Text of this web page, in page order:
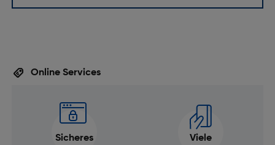
Online Services
Sicheres
Viele